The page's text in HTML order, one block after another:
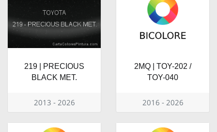
219 | PRECIOUS
BLACK MET.
2013 - 2026
2MQ | TOY-202 /
TOY-040
2016 - 2026